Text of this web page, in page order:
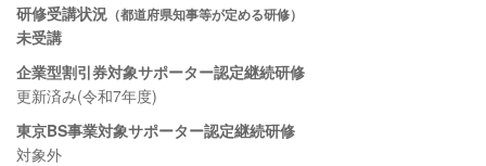
研修受講状況 （都道府県知事等が定める研修）
未受講
企業型割引券対象サポーター認定継続研修
更新済み(令和7年度)
東京BS事業対象サポーター認定継続研修
対象外